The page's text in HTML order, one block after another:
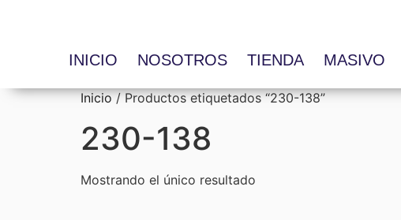
INICIO NOSOTROS TIENDA MASIVO
Inicio/ Productos etiquetados “230-138”
230-138
Mostrando el único resultado